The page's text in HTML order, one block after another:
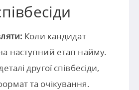
Коли кандидат
наступний етап найму.
другої співбесіди,
та очікування.